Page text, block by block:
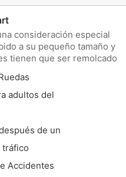
consideración especial
a su pequeño tamaño y
tienen que ser remolcado
remolque de plataforma.
adultos del
de un
tráfico
Accidentes